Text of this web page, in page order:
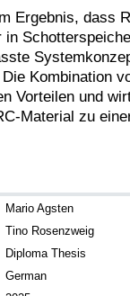
Ergebnis, dass
Kombination
Vorteilen und
Material zu
Mario Agsten
Tino Rosenzweig
Diploma Thesis
German